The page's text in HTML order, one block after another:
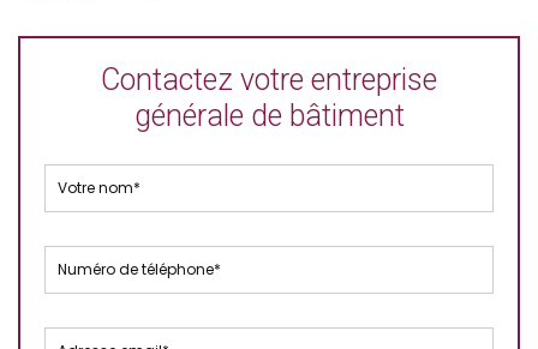
Contactez votre entreprise
générale de bâtiment